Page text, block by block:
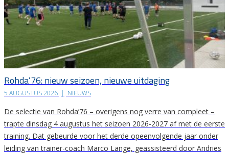
Rohda’76: nieuw seizoen, nieuwe uitdaging
5 AUGUSTUS 2026 | NIEUWS
De selectie van Rohda’76 – overigens nog verre van compleet –
trapte dinsdag 4 augustus het seizoen 2026-2027 af met de eerste
training. Dat gebeurde voor het derde opeenvolgende jaar onder
leiding van trainer-coach Marco Lange, geassisteerd door Andries